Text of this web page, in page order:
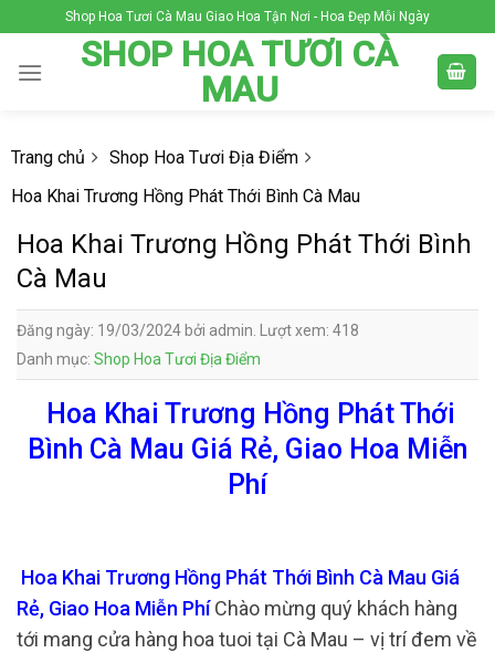
to
content
Shop Hoa Tươi Cà Mau Giao Hoa Tận Nơi - Hoa Đẹp Mỗi Ngày
SHOP HOA TƯƠI CÀ
MAU
Trang chủ
Shop Hoa Tươi Địa Điểm
Hoa Khai Trương Hồng Phát Thới Bình Cà Mau
Hoa Khai Trương Hồng Phát Thới Bình
Cà Mau
Đăng ngày: 19/03/2024 bởi admin. Lượt xem: 418
Danh mục: Shop Hoa Tươi Địa Điểm
Hoa Khai Trương Hồng Phát Thới
Bình Cà Mau Giá Rẻ, Giao Hoa Miễn
Phí
Hoa Khai Trương Hồng Phát Thới Bình Cà Mau Giá
Rẻ, Giao Hoa Miễn PhíChào mừng quý khách hàng
tới mang cửa hàng hoa tuoi tại Cà Mau – vị trí đem về